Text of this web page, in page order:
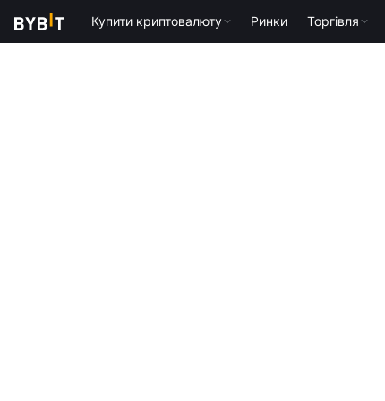
Купити криптовалюту Ринки Торгівля